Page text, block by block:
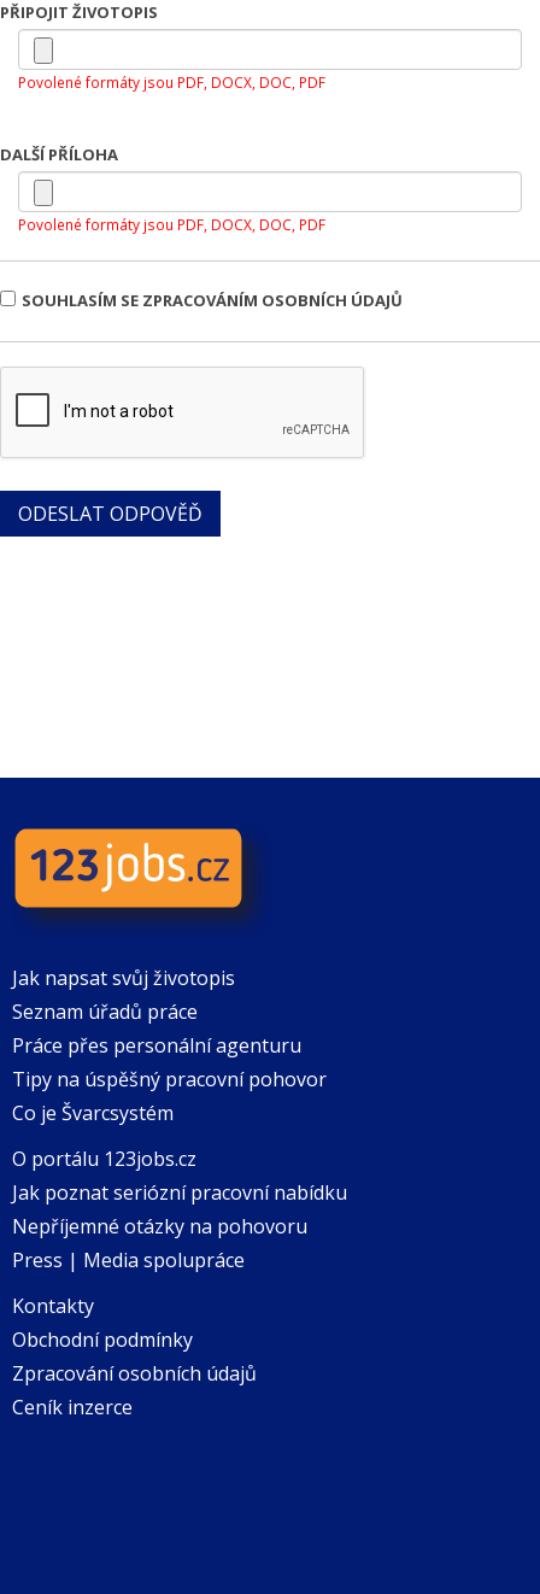
PŘIPOJIT ŽIVOTOPIS
Povolené formáty jsou PDF, DOCX, DOC, PDF
DALŠÍ PŘÍLOHA
Povolené formáty jsou PDF, DOCX, DOC, PDF
SOUHLASÍM SE ZPRACOVÁNÍM OSOBNÍCH ÚDAJŮ
Jak napsat svůj životopis
Seznam úřadů práce
Práce přes personální agenturu
Tipy na úspěšný pracovní pohovor
Co je Švarcsystém
O portálu 123jobs.cz
Jak poznat seriózní pracovní nabídku
Nepříjemné otázky na pohovoru
Press | Media spolupráce
Kontakty
Obchodní podmínky
Zpracování osobních údajů
Ceník inzerce